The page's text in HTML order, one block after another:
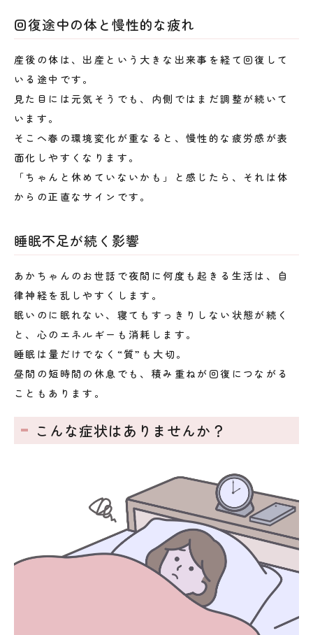
回復途中の体と慢性的な疲れ
産後の体は、出産という大きな出来事を経て回復して
いる途中です。
見た目には元気そうでも、内側ではまだ調整が続いて
います。
そこへ春の環境変化が重なると、慢性的な疲労感が表
面化しやすくなります。
「ちゃんと休めていないかも」と感じたら、それは体
からの正直なサインです。
睡眠不足が続く影響
あかちゃんのお世話で夜間に何度も起きる生活は、自
律神経を乱しやすくします。
眠いのに眠れない、寝てもすっきりしない状態が続く
と、心のエネルギーも消耗します。
睡眠は量だけでなく“質”も大切。
昼間の短時間の休息でも、積み重ねが回復につながる
こともあります。
こんな症状はありませんか？